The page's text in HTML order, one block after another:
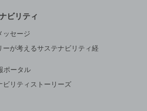
ビリティ
ッセージ
ーが考えるサステナビリティ経
ポータル
ビリティストーリーズ